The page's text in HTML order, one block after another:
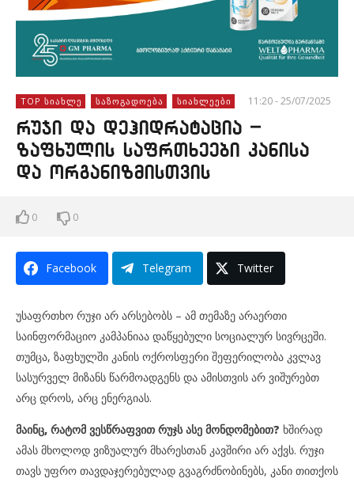
TOP ᲡᲘᲐᲮᲚᲔ ᲡᲐᲖᲝᲒᲐᲓᲝᲔᲑᲐ ᲡᲘᲐᲮᲚᲔᲔᲑᲘ 11:20 - 25/07/2025
რუჯი და დეჰიდრატაცია –
ზაფხულის საფრთხეები კანისა
და ორგანიზმისთვის
0 0
Facebook Telegram Twitter
უსაფრთხო რუჯი არ არსებობს – ამ თემაზე არაერთი
საინფორმაციო კამპანიაა დაწყებული სოციალურ სივრცეში.
თუმცა, ზაფხულში კანის ოქროსფერი შეფერილობა კვლავ
სასურველ მიზანს წარმოადგენს და ამისთვის არ ვიშურებთ
არც დროს, არც ენერგიას.
მაინც, რატომ ვესწრაფვით რუჯს ასე მონდომებით? ხშირად
ამას მხოლოდ ვიზუალურ მხარესთან კავშირი არ აქვს. რუჯი
თავს უფრო თავდაჯერებულად გვაგრძნობინებს, კანი თითქოს